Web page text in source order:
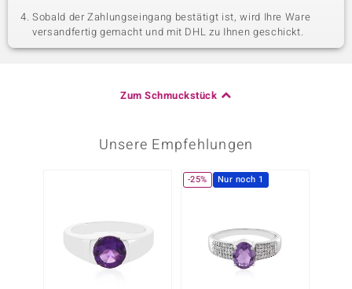
Sobald der Zahlungseingang bestätigt ist, wird Ihre Ware
versandfertig gemacht und mit DHL zu Ihnen geschickt.
Zum Schmuckstück
Unsere Empfehlungen
-25% Nur noch 1